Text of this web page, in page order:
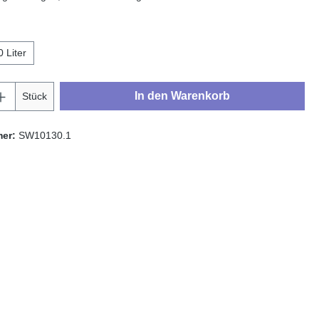
Liter
Anzahl: Gib den gewünschten Wert ein
Stück In den Warenkorb
SW10130.1